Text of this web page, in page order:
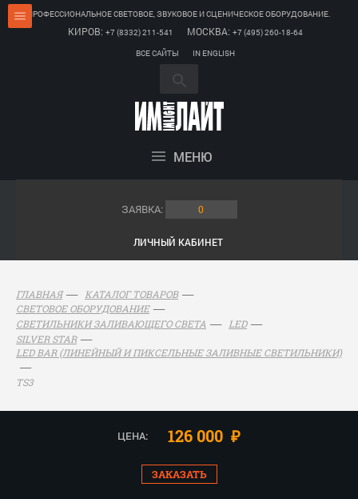
ПРОФЕССИОНАЛЬНОЕ СВЕТОВОЕ, ЗВУКОВОЕ И СЦЕНИЧЕСКОЕ ОБОРУДОВАНИЕ.
КИРОВ: +7 (8332) 211-541 МОСКВА: +7 (495) 260-18-64
ВСЕ САЙТЫ
IN ENGLISH
МЕНЮ
ЗАЯВКА: 0
ЛИЧНЫЙ КАБИНЕТ
ГЛАВНАЯ
КАТАЛОГ ТОВАРОВ
СВЕТОВОЕ ОБОРУДОВАНИЕ
СВЕТИЛЬНИКИ ЗАЛИВАЮЩЕГО СВЕТА
LED
SILVER STAR
LED BAR (ЛИНЕЙНЫЙ И ПИКСЕЛЬНЫЕ ЗАЛИВНЫЕ СВЕТИЛЬНИКИ)
TS3
ЦЕНА: 126 000 ₽
ЗАКАЗАТЬ